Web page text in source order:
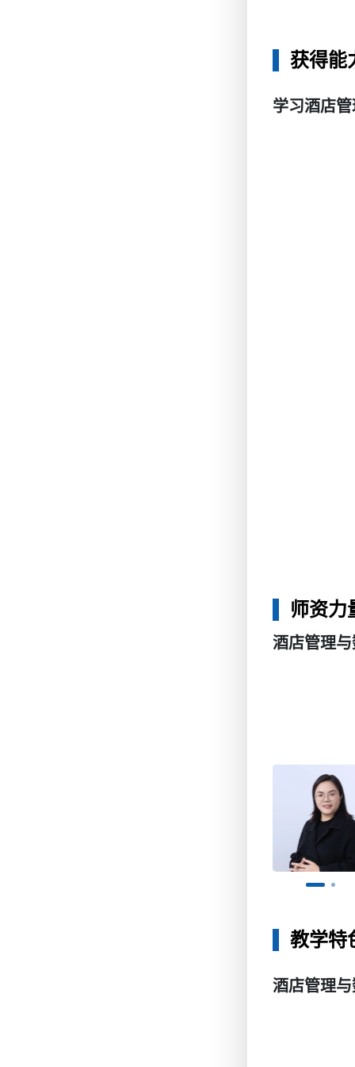
获得能
学习酒店
师资力
酒店管理
教学特
酒店管理